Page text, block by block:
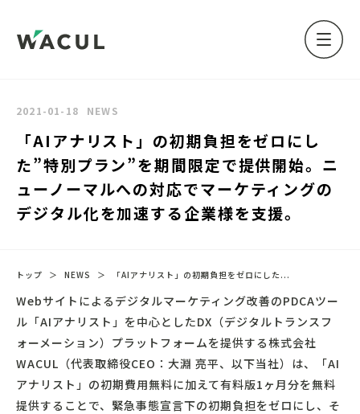
2021-01-18 NEWS
「AIアナリスト」の初期負担をゼロにし
た”特別プラン”を期間限定で提供開始。ニ
ューノーマルへの対応でマーケティングの
デジタル化を加速する企業様を支援。
トップ ＞ NEWS ＞ 「AIアナリスト」の初期負担をゼロにした...
Webサイトによるデジタルマーケティング改善のPDCAツー
ル「AIアナリスト」を中心としたDX（デジタルトランスフ
ォーメーション）プラットフォームを提供する株式会社
WACUL（代表取締役CEO：大淵 亮平、以下当社）は、「AI
アナリスト」の初期費用無料に加えて有料版1ヶ月分を無料
提供することで、緊急事態宣言下の初期負担をゼロにし、そ